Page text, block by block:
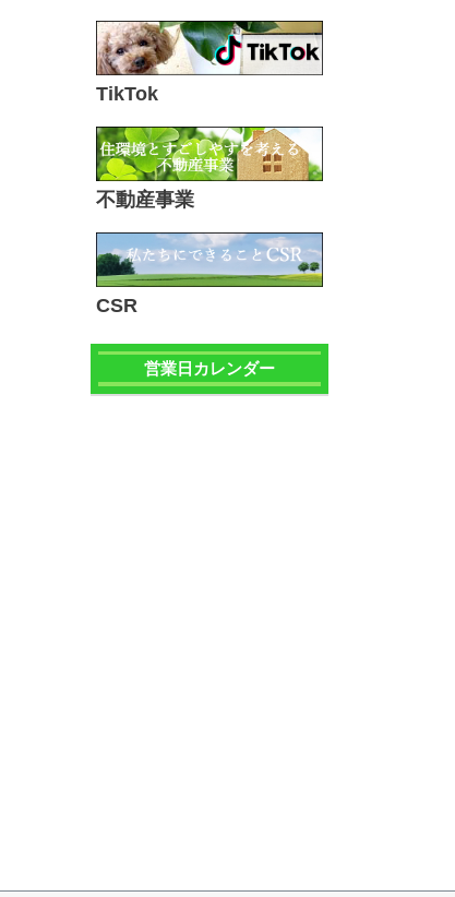
TikTok
不動産事業
CSR
営業日カレンダー